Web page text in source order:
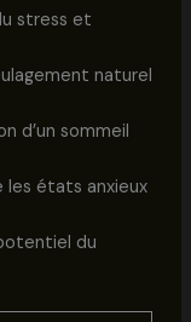
stress et
naturel
d’un sommeil
les états anxieux
du